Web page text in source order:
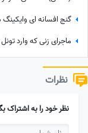
ماجرای زنی که وارد
نظرات
نظر خود را به اشتراک